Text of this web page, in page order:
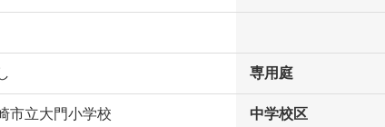
専用庭
市立大門小学校 中学校区